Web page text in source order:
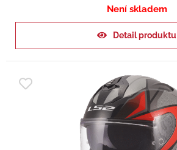
Není skladem
Detail produktu